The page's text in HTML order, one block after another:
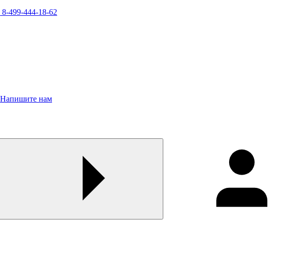
8-499-444-18-62
Напишите нам